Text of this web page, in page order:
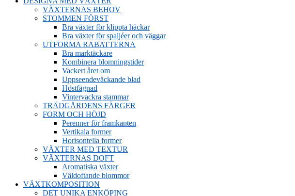
VÄXTERNAS BEHOV
STOMMEN FÖRST
Bra växter för klippta häckar
Bra växter för spaljéer och väggar
UTFORMA RABATTERNA
Bra marktäckare
Kombinera blomningstider
Vackert året om
Uppseendeväckande blad
Höstfägnad
Vintervackra stammar
TRÄDGÅRDENS FÄRGER
FORM OCH HÖJD
Perenner för framkanten
Vertikala former
Horisontella former
VÄXTER MED TEXTUR
VÄXTERNAS DOFT
Aromatiska växter
Väldoftande blommor
VÄXTKOMPOSITION
DET UNIKA ENKÖPING